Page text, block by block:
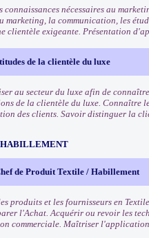
connaissances nécessaires au
marketing, la communication, les
clientèle exigeante. Présentation
de la clientèle du luxe
au secteur du luxe afin de
de la clientèle du luxe. Connaître
des clients. Savoir distinguer la
de Produit Textile / Habillement
produits et les fournisseurs en
l'Achat. Acquérir ou revoir les
commerciale. Maîtriser